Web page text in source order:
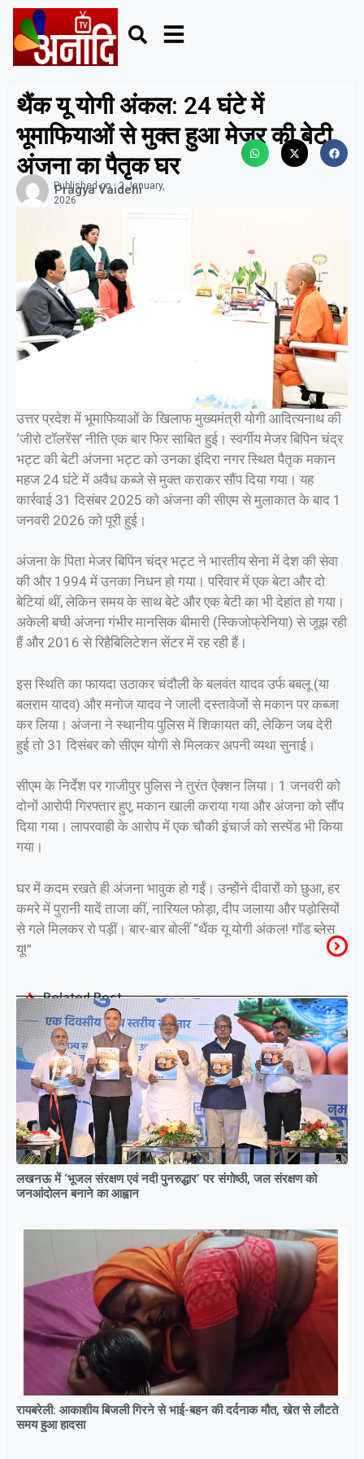
थैंक यू योगी अंकल: 24 घंटे में
भूमाफियाओं से मुक्त हुआ मेजर की बेटी
अंजना का पैतृक घर
Pragya Vaidehi
Published on : 2 January,
2026
उत्तर प्रदेश में भूमाफियाओं के खिलाफ मुख्यमंत्री योगी आदित्यनाथ की
‘जीरो टॉलरेंस’ नीति एक बार फिर साबित हुई। स्वर्गीय मेजर बिपिन चंद्र
भट्ट की बेटी अंजना भट्ट को उनका इंदिरा नगर स्थित पैतृक मकान
महज 24 घंटे में अवैध कब्जे से मुक्त कराकर सौंप दिया गया। यह
कार्रवाई 31 दिसंबर 2025 को अंजना की सीएम से मुलाकात के बाद 1
जनवरी 2026 को पूरी हुई।
अंजना के पिता मेजर बिपिन चंद्र भट्ट ने भारतीय सेना में देश की सेवा
की और 1994 में उनका निधन हो गया। परिवार में एक बेटा और दो
बेटियां थीं, लेकिन समय के साथ बेटे और एक बेटी का भी देहांत हो गया।
अकेली बची अंजना गंभीर मानसिक बीमारी (स्किजोफ्रेनिया) से जूझ रही
हैं और 2016 से रिहैबिलिटेशन सेंटर में रह रही हैं।
इस स्थिति का फायदा उठाकर चंदौली के बलवंत यादव उर्फ बबलू (या
बलराम यादव) और मनोज यादव ने जाली दस्तावेजों से मकान पर कब्जा
कर लिया। अंजना ने स्थानीय पुलिस में शिकायत की, लेकिन जब देरी
हुई तो 31 दिसंबर को सीएम योगी से मिलकर अपनी व्यथा सुनाई।
सीएम के निर्देश पर गाजीपुर पुलिस ने तुरंत ऐक्शन लिया। 1 जनवरी को
दोनों आरोपी गिरफ्तार हुए, मकान खाली कराया गया और अंजना को सौंप
दिया गया। लापरवाही के आरोप में एक चौकी इंचार्ज को सस्पेंड भी किया
गया।
घर में कदम रखते ही अंजना भावुक हो गईं। उन्होंने दीवारों को छुआ, हर
कमरे में पुरानी यादें ताजा कीं, नारियल फोड़ा, दीप जलाया और पड़ोसियों
से गले मिलकर रो पड़ीं। बार-बार बोलीं “थैंक यू योगी अंकल! गॉड ब्लेस
यू!”
Related Post
लखनऊ में ‘भूजल संरक्षण एवं नदी पुनरुद्धार’ पर संगोष्ठी, जल संरक्षण को
जनआंदोलन बनाने का आह्वान
रायबरेली: आकाशीय बिजली गिरने से भाई-बहन की दर्दनाक मौत, खेत से लौटते
समय हुआ हादसा